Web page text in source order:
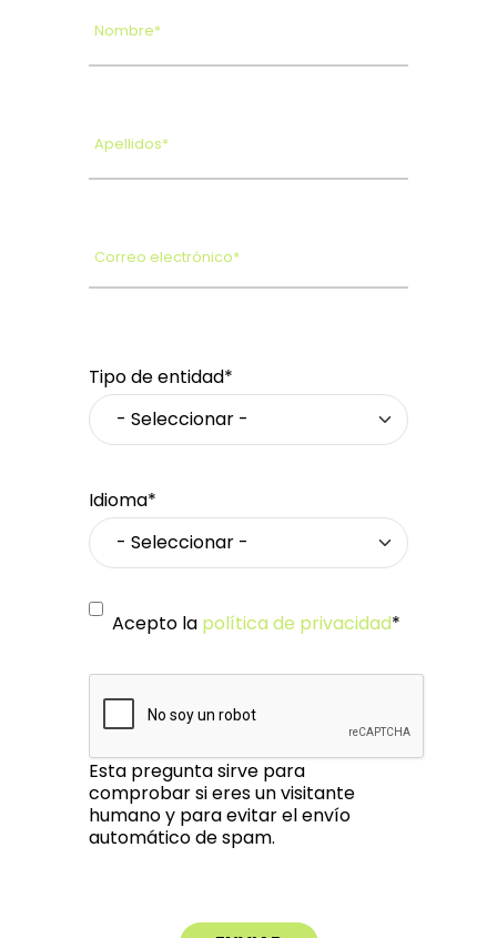
Nombre*
Apellidos*
Correo electrónico*
Tipo de entidad*
Idioma*
Acepto la política de privacidad*
Esta pregunta sirve para
comprobar si eres un visitante
humano y para evitar el envío
automático de spam.